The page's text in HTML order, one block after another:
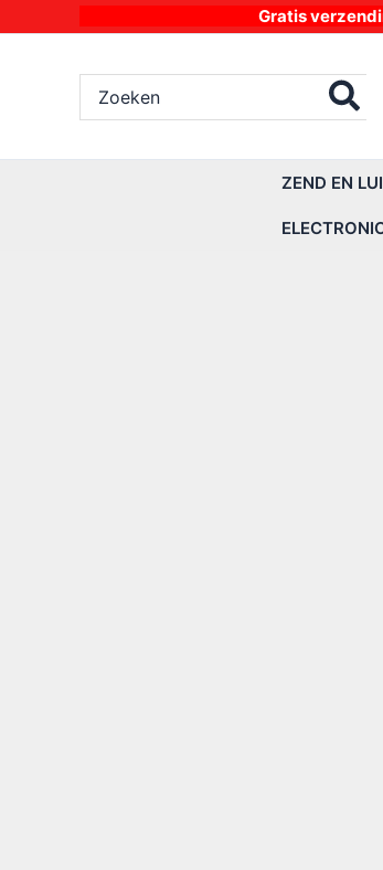
Gratis verzending
naar:
ZEND EN